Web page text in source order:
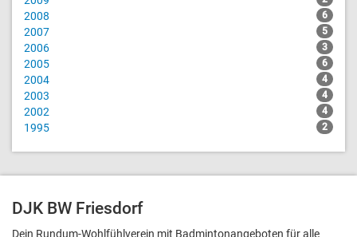
2008 6
2007 5
2006 3
2005 6
2004 4
2003 4
2002 4
1995 2
DJK BW Friesdorf
Dein Rundum-Wohlfühlverein mit Badmintonangeboten für alle